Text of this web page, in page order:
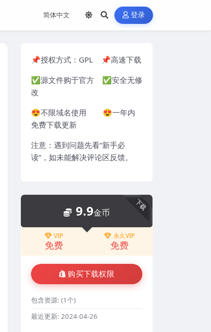
登录
📌授权方式： GPL 📌高速下载
✅源文件购于官方 ✅安全无修
改
😍不限域名使用 😍一年内
免费下载更新
注意：遇到问题先看“新手必
读”，如未能解决评论区反馈。
下载
9.9金币
VIP
免费
永久VIP
免费
购买下载权限
包含资源: (1个)
最近更新: 2024-04-26